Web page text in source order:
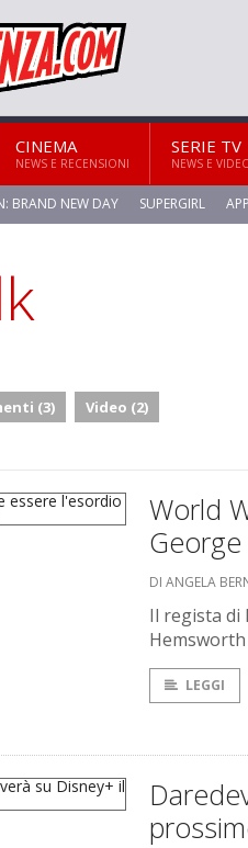
CINEMA
NEWS E RECENSIONI
SERIE TV
NEWS E
BRAND NEW DAY SUPERGIRL
(3) Video (2)
World
DI ANGELA
Il regista di
Hemsworth
LEGGI